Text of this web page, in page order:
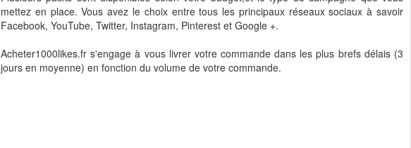
mettez en place. Vous avez le choix entre tous les principaux réseaux sociaux à savoir
Facebook, YouTube, Twitter, Instagram, Pinterest et Google +.
Acheter1000likes.fr s'engage à vous livrer votre commande dans les plus brefs délais (3
jours en moyenne) en fonction du volume de votre commande.